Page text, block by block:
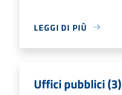
LEGGI DI PIÙ
Uffici pubblici (3)